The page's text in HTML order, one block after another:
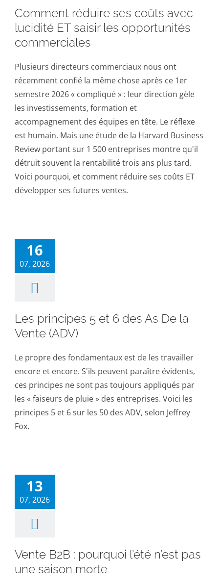
Comment réduire ses coûts avec
lucidité ET saisir les opportunités
commerciales
Plusieurs directeurs commerciaux nous ont
récemment confié la même chose après ce 1er
semestre 2026 « compliqué » : leur direction gèle
les investissements, formation et
accompagnement des équipes en tête. Le réflexe
est humain. Mais une étude de la Harvard Business
Review portant sur 1 500 entreprises montre qu'il
détruit souvent la rentabilité trois ans plus tard.
Voici pourquoi, et comment réduire ses coûts ET
développer ses futures ventes.
16
07, 2026
Les principes 5 et 6 des As De la
Vente (ADV)
Le propre des fondamentaux est de les travailler
encore et encore. S'ils peuvent paraître évidents,
ces principes ne sont pas toujours appliqués par
les « faiseurs de pluie » des entreprises. Voici les
principes 5 et 6 sur les 50 des ADV, selon Jeffrey
Fox.
13
07, 2026
Vente B2B : pourquoi l’été n’est pas
une saison morte